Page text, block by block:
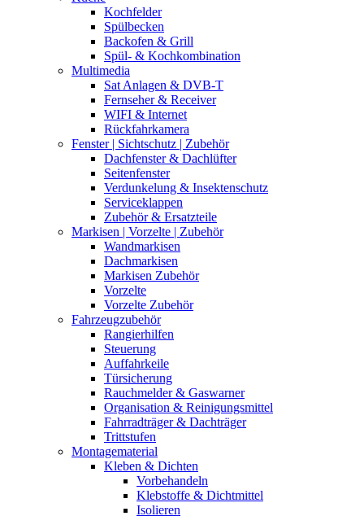
Kochfelder
Spülbecken
Backofen & Grill
Spül- & Kochkombination
Multimedia
Sat Anlagen & DVB-T
Fernseher & Receiver
WIFI & Internet
Rückfahrkamera
Fenster | Sichtschutz | Zubehör
Dachfenster & Dachlüfter
Seitenfenster
Verdunkelung & Insektenschutz
Serviceklappen
Zubehör & Ersatzteile
Markisen | Vorzelte | Zubehör
Wandmarkisen
Dachmarkisen
Markisen Zubehör
Vorzelte
Vorzelte Zubehör
Fahrzeugzubehör
Rangierhilfen
Steuerung
Auffahrkeile
Türsicherung
Rauchmelder & Gaswarner
Organisation & Reinigungsmittel
Fahrradträger & Dachträger
Trittstufen
Montagematerial
Kleben & Dichten
Vorbehandeln
Klebstoffe & Dichtmittel
Isolieren